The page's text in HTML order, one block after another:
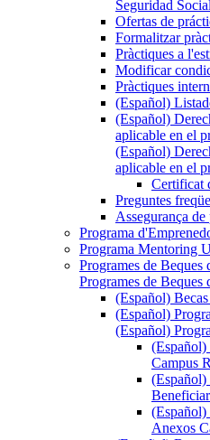
Seguridad Social
Ofertas de
Formalitzar
Pràctiques a
Modificar
Pràctiques
(Español)
(Español)
aplicable en el
(Español)
aplicable en el
Certificat
Preguntes
Assegurança de
Programa
Programa Mentoring
Programes de Beques
Programes de Beques
(Español)
(Español)
(Español)
(Español)
Campus
(Español)
Anexos